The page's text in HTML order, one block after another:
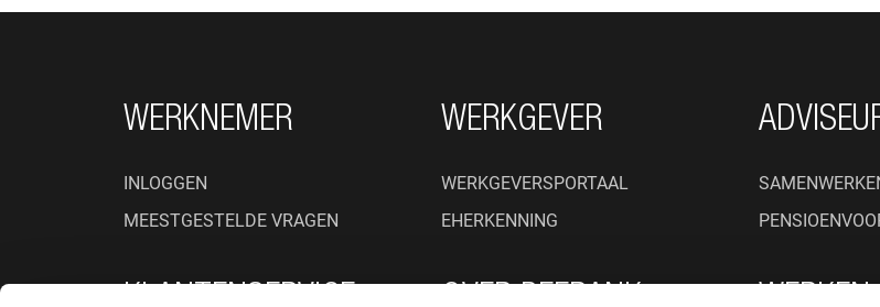
FOOTER NAVIGATIE
WERKNEMER
INLOGGEN
MEESTGESTELDE VRAGEN
WERKGEVER
WERKGEVERSPORTAAL
EHERKENNING